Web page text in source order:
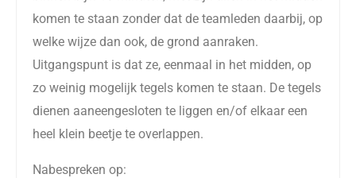
komen te staan zonder dat de teamleden daarbij, op
welke wijze dan ook, de grond aanraken.
Uitgangspunt is dat ze, eenmaal in het midden, op
zo weinig mogelijk tegels komen te staan. De tegels
dienen aaneengesloten te liggen en/of elkaar een
heel klein beetje te overlappen.
Nabespreken op: